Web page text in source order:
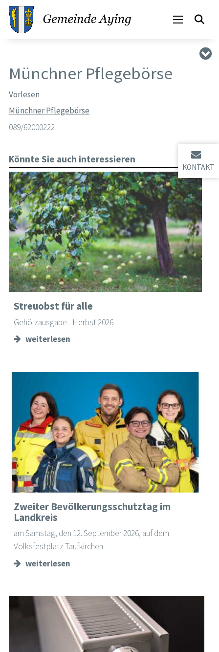
KONTAKT
Münchner Pflegebörse
Vorlesen
Münchner Pflegebörse
089/62000222
Könnte Sie auch interessieren
Streuobst für alle
Gehölzausgabe - Herbst 2026
weiterlesen
Zweiter Bevölkerungsschutztag im
Landkreis
am Samstag, den 12. September 2026, auf dem
Volksfestplatz Taufkirchen
weiterlesen